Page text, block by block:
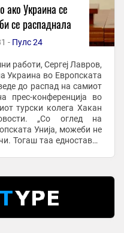
ако Украина се
се распаднала
- Пулс 24
работи, Сергеј Лавров,
Украина во Европската
до распад на самиот
прес-конференција во
турски колега Хакан
„Со оглед на
Унија, можеби не
Тогаш таа едноставно